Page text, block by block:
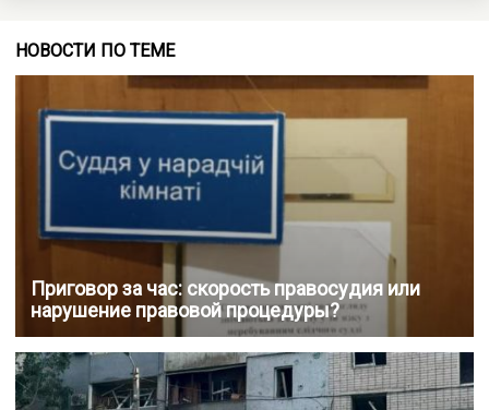
НОВОСТИ ПО ТЕМЕ
Приговор за час: скорость правосудия или
нарушение правовой процедуры?